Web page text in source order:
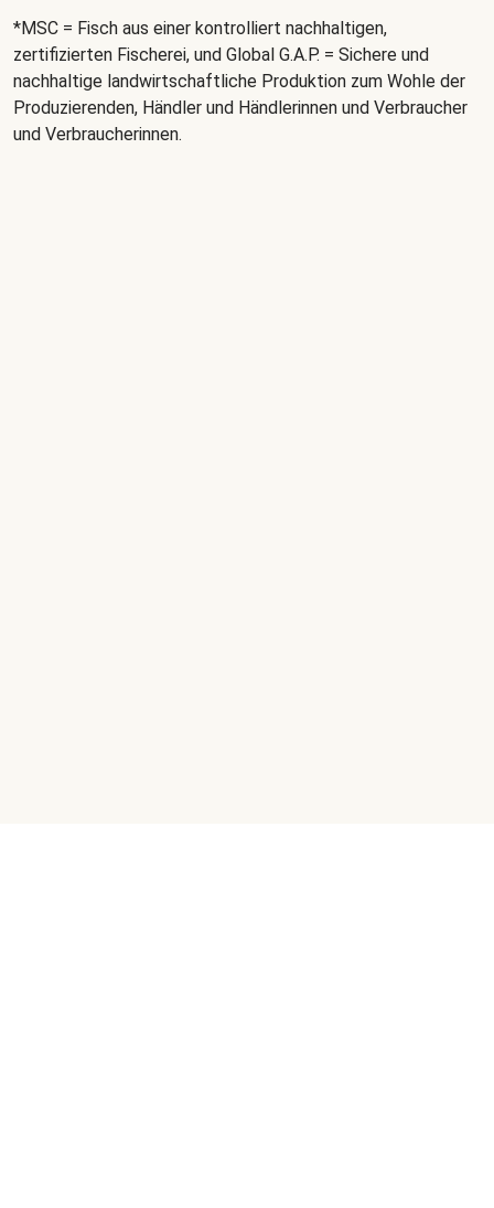
*MSC = Fisch aus einer kontrolliert nachhaltigen,
zertifizierten Fischerei, und Global G.A.P. = Sichere und
nachhaltige landwirtschaftliche Produktion zum Wohle der
Produzierenden, Händler und Händlerinnen und Verbraucher
und Verbraucherinnen.